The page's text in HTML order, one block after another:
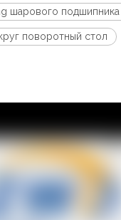
шарового подшипника
поворотный стол